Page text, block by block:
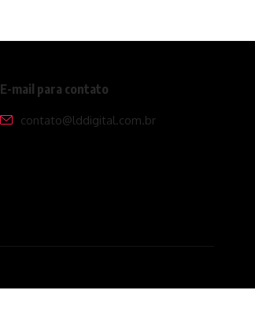
E-mail para contato
contato@lddigital.com.br